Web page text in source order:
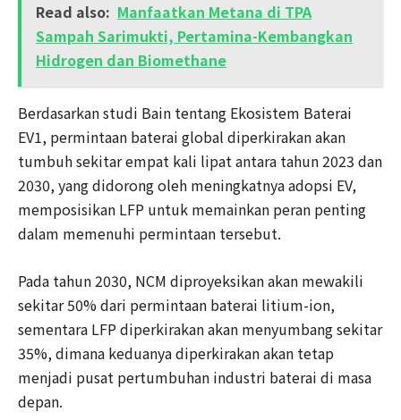
Read also: Manfaatkan Metana di TPA
Sampah Sarimukti, Pertamina-Kembangkan
Hidrogen dan Biomethane
Berdasarkan studi Bain tentang Ekosistem Baterai
EV1, permintaan baterai global diperkirakan akan
tumbuh sekitar empat kali lipat antara tahun 2023 dan
2030, yang didorong oleh meningkatnya adopsi EV,
memposisikan LFP untuk memainkan peran penting
dalam memenuhi permintaan tersebut.
Pada tahun 2030, NCM diproyeksikan akan mewakili
sekitar 50% dari permintaan baterai litium-ion,
sementara LFP diperkirakan akan menyumbang sekitar
35%, dimana keduanya diperkirakan akan tetap
menjadi pusat pertumbuhan industri baterai di masa
depan.